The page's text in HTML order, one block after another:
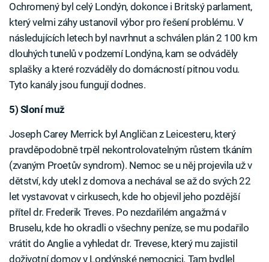
Ochromený byl celý Londýn, dokonce i Britský parlament,
který velmi záhy ustanovil výbor pro řešení problému. V
následujících letech byl navrhnut a schválen plán 2 100 km
dlouhých tunelů v podzemí Londýna, kam se odváděly
splašky a které rozváděly do domácností pitnou vodu.
Tyto kanály jsou fungují dodnes.
5) Sloní muž
Joseph Carey Merrick byl Angličan z Leicesteru, který
pravděpodobně trpěl nekontrolovatelným růstem tkáním
(zvaným Proetův syndrom). Nemoc se u něj projevila už v
dětství, kdy utekl z domova a nechával se až do svých 22
let vystavovat v cirkusech, kde ho objevil jeho pozdější
přítel dr. Frederik Treves. Po nezdařilém angažmá v
Bruselu, kde ho okradli o všechny peníze, se mu podařilo
vrátit do Anglie a vyhledat dr. Trevese, který mu zajistil
doživotní domov v Londýnské nemocnici. Tam bydlel